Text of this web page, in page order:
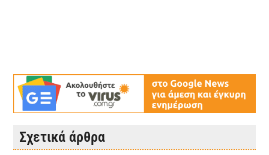
Σχετικά άρθρα